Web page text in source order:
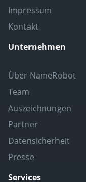
Impressum
Kontakt
Unternehmen
Über NameRobot
Team
Auszeichnungen
Partner
Datensicherheit
Presse
Services